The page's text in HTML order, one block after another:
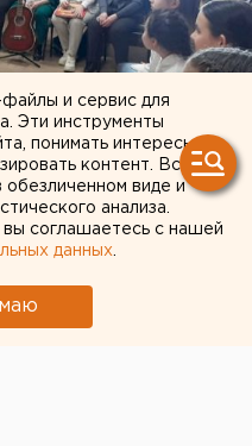
и сервис для
Эти инструменты
понимать интересы
контент. Вся
виде и
анализа.
вы соглашаетесь с нашей
данных